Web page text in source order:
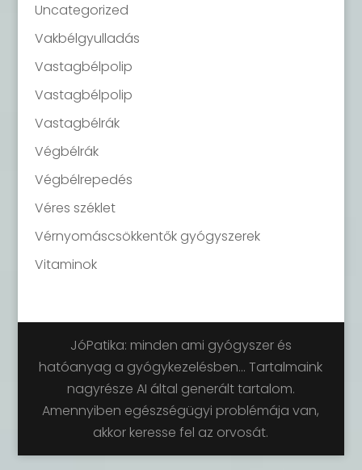
Uncategorized
Vakbélgyulladás
Vastagbélpolip
Vastagbélpolip
Vastagbélrák
Végbélrák
Végbélrepedés
Véres széklet
Vérnyomáscsökkentők gyógyszerek
Vitaminok
JóPatika: minden ami gyógyszer és
hatóanyag a gyógykezelésben... Tartalmaink
nagyrésze AI által generált tartalom.
Amennyiben egészségügyi problémája van,
akkor keresse fel az orvosát.